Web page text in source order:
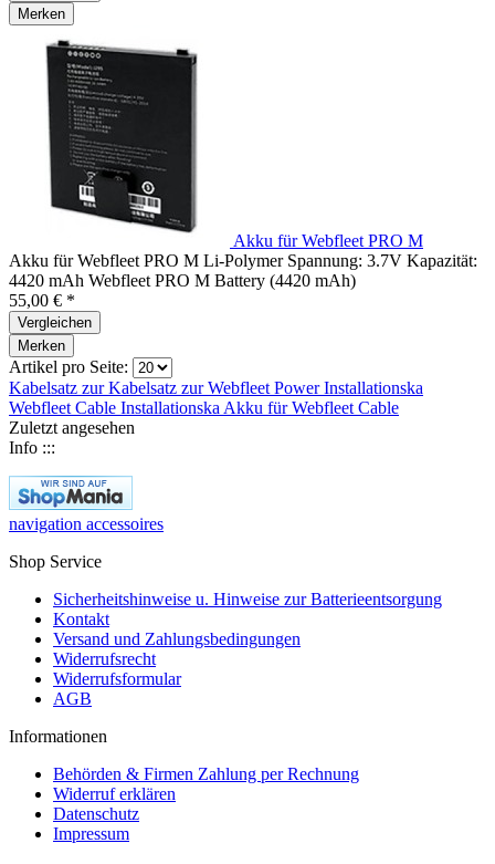
Merken
Akku für Webfleet PRO M
Akku für Webfleet PRO M Li-Polymer Spannung: 3.7V Kapazität:
4420 mAh Webfleet PRO M Battery (4420 mAh)
55,00 € *
Vergleichen
Merken
Artikel pro Seite:
Kabelsatz zurKabelsatz zurWebfleet PowerInstallationska
Webfleet Cable Installationska Akku fürWebfleet Cable
Zuletzt angesehen
Info :::
navigation accessoires
Shop Service
Sicherheitshinweise u. Hinweise zur Batterieentsorgung
Kontakt
Versand und Zahlungsbedingungen
Widerrufsrecht
Widerrufsformular
AGB
Informationen
Behörden & Firmen Zahlung per Rechnung
Widerruf erklären
Datenschutz
Impressum